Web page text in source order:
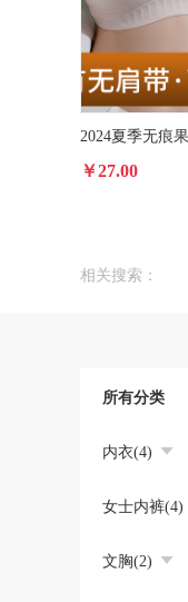
￥27.00
相关搜索：
所有分类
内衣(4)
女士内裤(4)
文胸(2)